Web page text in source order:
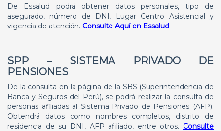
De Essalud podrá obtener datos personales, tipo de
asegurado, número de DNI, Lugar Centro Asistencial y
vigencia de atención. Consulte Aquí en Essalud
SPP – SISTEMA PRIVADO DE
PENSIONES
De la consulta en la página de la SBS (Superintendencia de
Banca y Seguros del Perú), se podrá realizar la consulta de
personas afiliadas al Sistema Privado de Pensiones (AFP).
Obtendrá datos como nombres completos, distrito de
residencia de su DNI, AFP afiliado, entre otros. Consulte